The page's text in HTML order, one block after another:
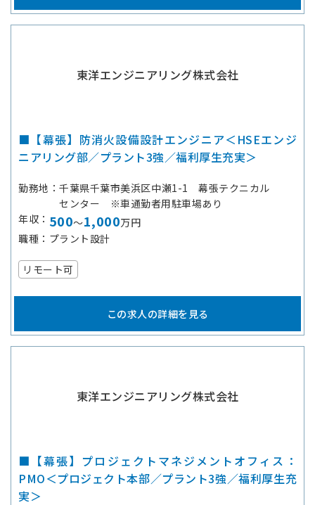
東洋エンジニアリング株式会社
■【幕張】防消火設備設計エンジニア＜HSEエンジ
ニアリング部／プラント3強／福利厚生充実＞
勤務地
千葉県千葉市美浜区中瀬1-1 幕張テクニカル
センター ※車通勤者用駐車場あり
年収
500～1,000万円
職種
プラント設計
リモート可
この求人の詳細を見る
東洋エンジニアリング株式会社
■【幕張】プロジェクトマネジメントオフィス：
PMO＜プロジェクト本部／プラント3強／福利厚生充
実＞